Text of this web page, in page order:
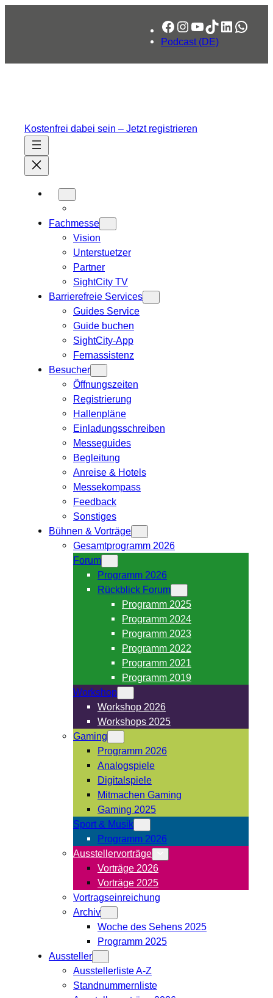
Facebook
Instagram
YouTube
TikTok
LinkedIn
Podcast (DE)
Kostenfrei dabei sein – Jetzt registrieren
Fachmesse
Vision
Unterstuetzer
Partner
SightCity TV
Barrierefreie Services
Guides Service
Guide buchen
SightCity-App
Fernassistenz
Besucher
Öffnungszeiten
Registrierung
Hallenpläne
Einladungsschreiben
Messeguides
Begleitung
Anreise & Hotels
Messekompass
Feedback
Sonstiges
Bühnen & Vorträge
Gesamtprogramm 2026
Forum
Programm 2026
Rückblick Forum
Programm 2025
Programm 2024
Programm 2023
Programm 2022
Programm 2021
Programm 2019
Workshop
Workshop 2026
Workshops 2025
Gaming
Programm 2026
Analogspiele
Digitalspiele
Mitmachen Gaming
Gaming 2025
Sport & Musik
Programm 2026
Ausstellervorträge
Vorträge 2026
Vorträge 2025
Vortragseinreichung
Archiv
Woche des Sehens 2025
Programm 2025
Aussteller
Ausstellerliste A-Z
Standnummernliste